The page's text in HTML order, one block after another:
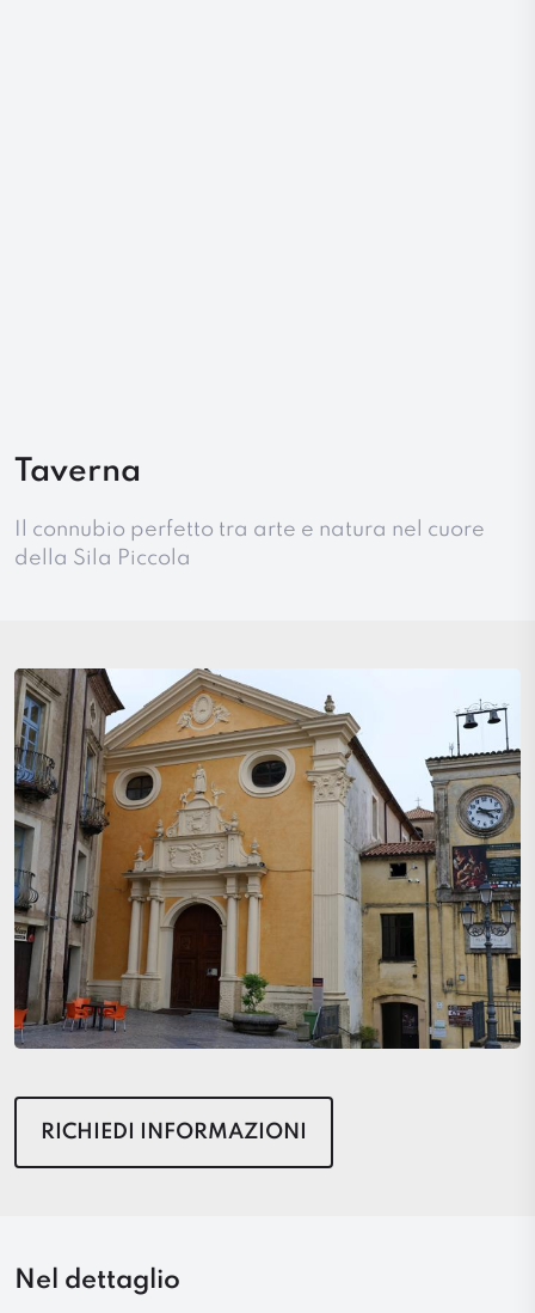
Taverna
Il connubio perfetto tra arte e natura nel cuore
della Sila Piccola
RICHIEDI INFORMAZIONI
Nel dettaglio